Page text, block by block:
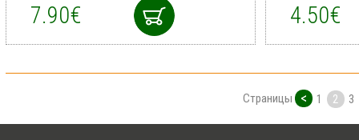
7.90€ 4.50€
Страницы < 1 2 3